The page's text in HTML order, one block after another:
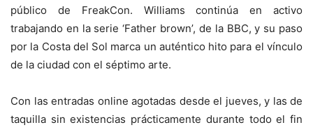
público de FreakCon. Williams continúa en activo
trabajando en la serie ‘Father brown’, de la BBC, y su paso
por la Costa del Sol marca un auténtico hito para el vínculo
de la ciudad con el séptimo arte.
Con las entradas online agotadas desde el jueves, y las de
taquilla sin existencias prácticamente durante todo el fin